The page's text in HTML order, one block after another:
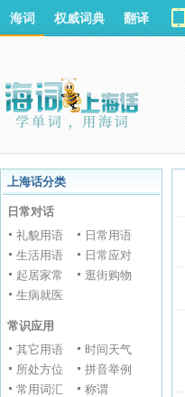
海词 权威词典 翻译
上海话分类
日常对话
礼貌用语
日常用语
生活用语
日常应对
起居家常
逛街购物
生病就医
常识应用
其它用语
时间天气
所处方位
拼音举例
常用词汇
称谓